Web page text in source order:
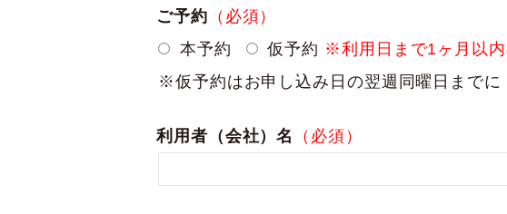
ご予約 （必須）
本予約
仮予約 ※利用日まで1ヶ月以内
※仮予約はお申し込み日の翌週同曜日までに
利用者（会社）名 （必須）